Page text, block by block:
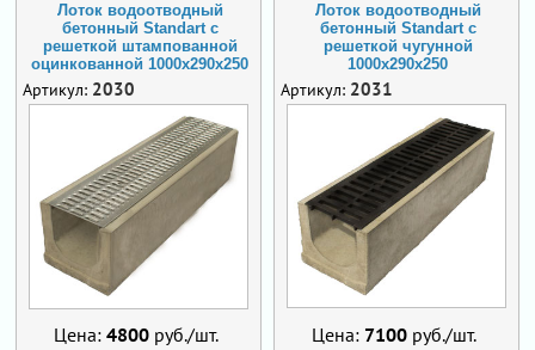
Лоток водоотводный
бетонный Standart с
решеткой штампованной
оцинкованной 1000x290x250
Артикул: 2030
Цена: 4800руб./шт.
Лоток водоотводный
бетонный Standart с
решеткой чугунной
1000x290x250
Артикул: 2031
Цена: 7100руб./шт.